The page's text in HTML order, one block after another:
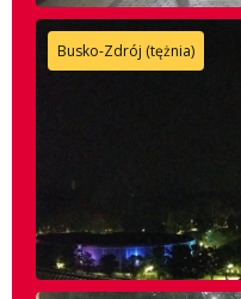
Busko-Zdrój (tężnia)